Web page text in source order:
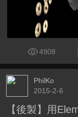
4908
PhilKo
2015-2-6
【後製】用